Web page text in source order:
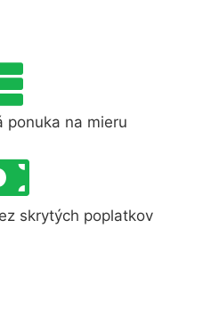
ponuka na mieru
skrytých poplatkov